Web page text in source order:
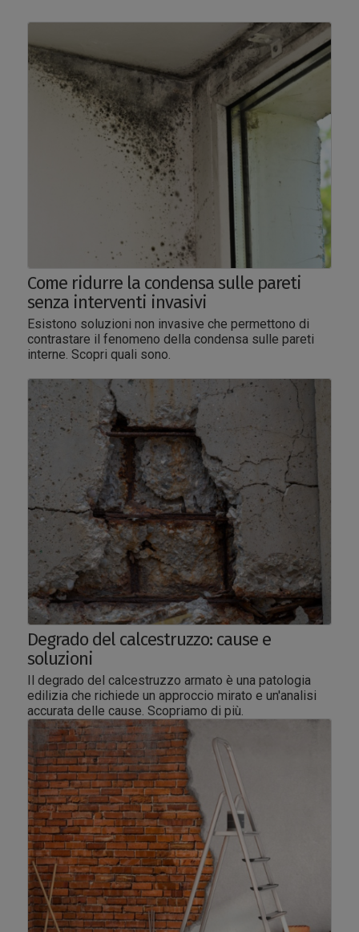
Come ridurre la condensa sulle pareti
senza interventi invasivi
Esistono soluzioni non invasive che permettono di
contrastare il fenomeno della condensa sulle pareti
interne. Scopri quali sono.
Degrado del calcestruzzo: cause e
soluzioni
Il degrado del calcestruzzo armato è una patologia
edilizia che richiede un approccio mirato e un'analisi
accurata delle cause. Scopriamo di più.